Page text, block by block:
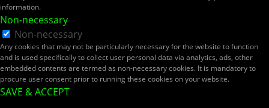
information.
Non-necessary
Non-necessary
Any cookies that may not be particularly necessary for the website to function
and is used specifically to collect user personal data via analytics, ads, other
embedded contents are termed as non-necessary cookies. It is mandatory to
procure user consent prior to running these cookies on your website.
SAVE & ACCEPT